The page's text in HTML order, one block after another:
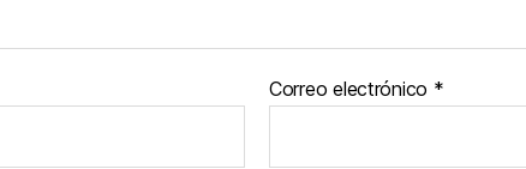
Correo electrónico *